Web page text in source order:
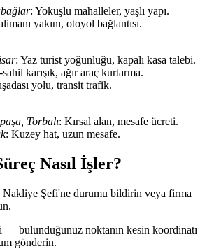
: Yokuşlu mahalleler, yaşlı yapı.
yakını, otoyol bağlantısı.
: Yaz turist yoğunluğu, kapalı kasa talebi.
karışık, ağır araç kurtarma.
yolu, transit trafik.
Torbalı: Kırsal alan, mesafe ücreti.
: Kuzey hat, uzun mesafe.
Nasıl İşler?
Şefi'ne durumu bildirin veya firma
— bulunduğunuz noktanın kesin koordinatı
gönderin.